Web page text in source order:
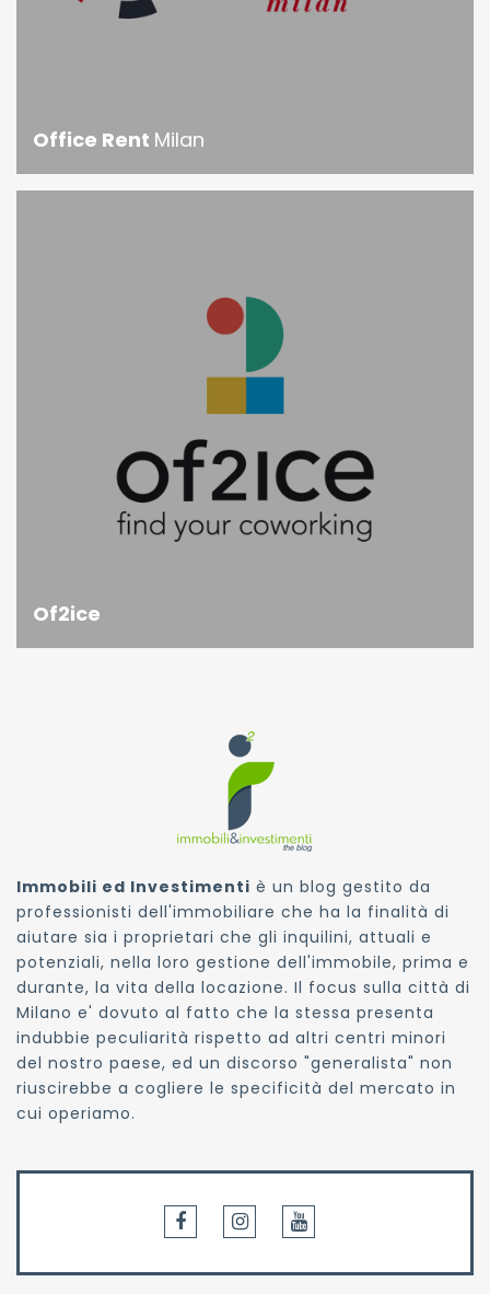
Office Rent Milan
Of2ice
Immobili ed Investimenti è un blog gestito da
professionisti dell'immobiliare che ha la finalità di
aiutare sia i proprietari che gli inquilini, attuali e
potenziali, nella loro gestione dell'immobile, prima e
durante, la vita della locazione. Il focus sulla città di
Milano e' dovuto al fatto che la stessa presenta
indubbie peculiarità rispetto ad altri centri minori
del nostro paese, ed un discorso "generalista" non
riuscirebbe a cogliere le specificità del mercato in
cui operiamo.